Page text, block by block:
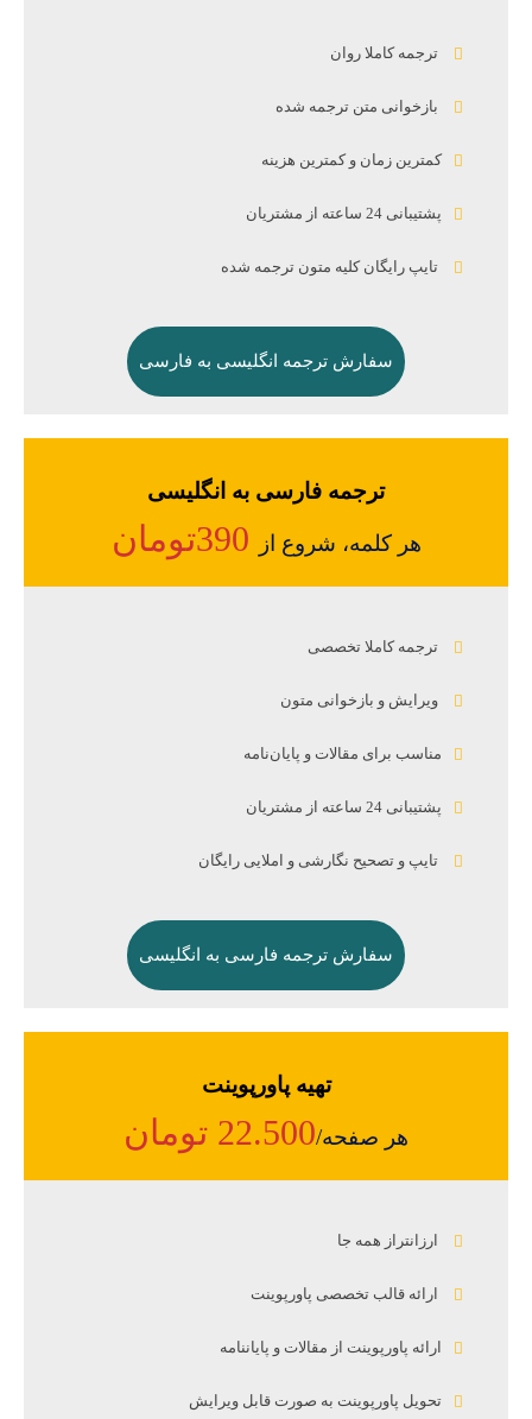
ترجمه کاملا روان
بازخوانی متن ترجمه شده
کمترین زمان و کمترین هزینه
پشتیبانی 24 ساعته از مشتریان
تایپ رایگان کلیه متون ترجمه شده
سفارش ترجمه انگلیسی به فارسی
ترجمه فارسی به انگلیسی
هر کلمه، شروع از
ترجمه کاملا تخصصی
ویرایش و بازخوانی متون
مناسب برای مقالات و پایان‌نامه
پشتیبانی 24 ساعته از مشتریان
تایپ و تصحیح نگارشی و املایی رایگان
سفارش ترجمه فارسی به انگلیسی
تهیه پاورپوینت
هر صفحه/22.500 تومان
ارزانتراز همه جا
ارائه قالب تخصصی پاورپوینت
ارائه پاورپوینت از مقالات و پایاننامه
تحویل پاورپوینت به صورت قابل ویرایش